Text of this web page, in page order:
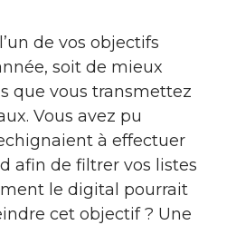
de vos objectifs
soit de mieux
que vous transmettez
Vous avez pu
à effectuer
afin de filtrer vos listes
le digital pourrait
cet objectif ? Une